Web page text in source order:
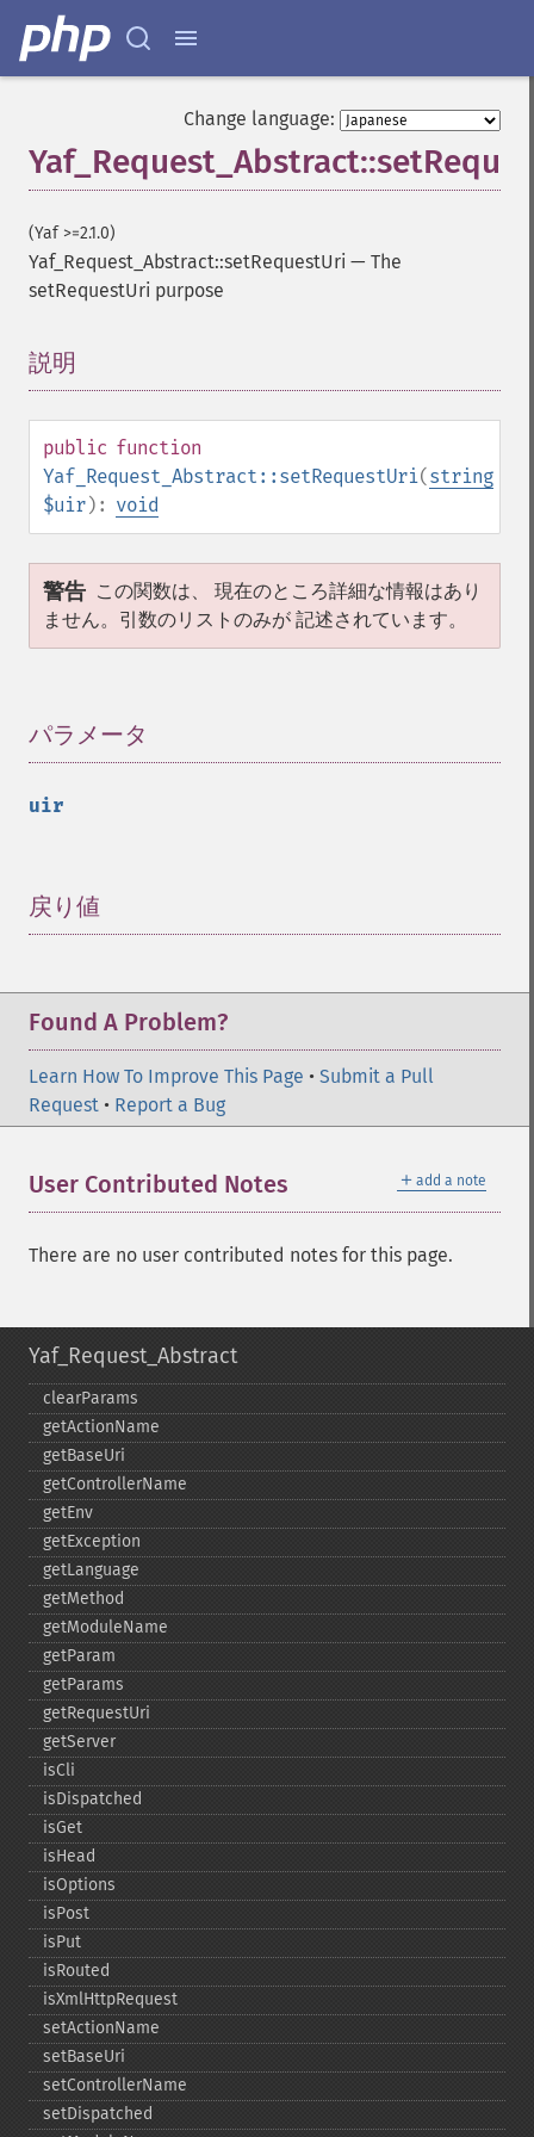
Change language:
(Yaf >=2.1.0)
Yaf_Request_Abstract::setRequestUri — The
setRequestUri purpose
説明
public function
Yaf_Request_Abstract::setRequestUri(string
$uir): void
警告 この関数は、 現在のところ詳細な情報はあり
ません。引数のリストのみが 記述されています。
パラメータ
uir
戻り値
Found A Problem?
Learn How To Improve This Page • Submit a Pull
Request • Report a Bug
＋ add a note
User Contributed Notes
There are no user contributed notes for this page.
Yaf_Request_Abstract
clearParams
getActionName
getBaseUri
getControllerName
getEnv
getException
getLanguage
getMethod
getModuleName
getParam
getParams
getRequestUri
getServer
isCli
isDispatched
isGet
isHead
isOptions
isPost
isPut
isRouted
isXmlHttpRequest
setActionName
setBaseUri
setControllerName
setDispatched